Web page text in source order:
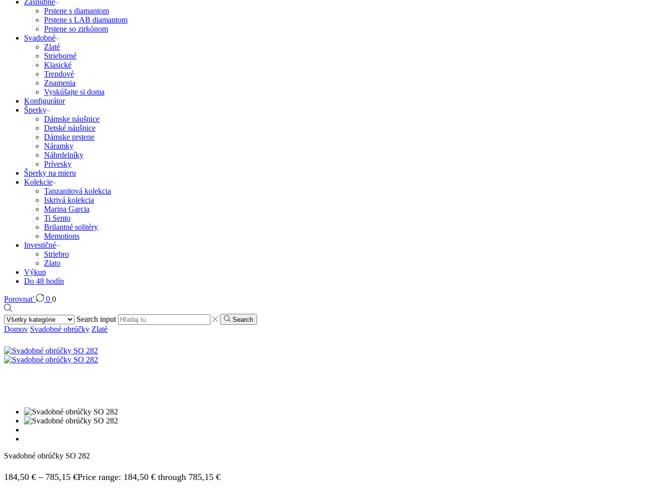
Zásnubné
Prstene s diamantom
Prstene s LAB diamantom
Prstene so zirkónom
Svadobné
Zlaté
Strieborné
Klasické
Trendové
Znamenia
Vyskúšajte si doma
Konfigurátor
Šperky
Dámske náušnice
Detské náušnice
Dámske prstene
Náramky
Náhrdelníky
Prívesky
Šperky na mieru
Kolekcie
Tanzanitová kolekcia
Iskrivá kolekcia
Marina Garcia
Ti Sento
Brilantné solitéry
Memotions
Investičné
Striebro
Zlato
Výkup
Do 48 hodín
Porovnať 0 0
Search input Search
Domov Svadobné obrúčky Zlaté
Svadobné obrúčky SO 282
184,50 € – 785,15 €Price range: 184,50 € through 785,15 €